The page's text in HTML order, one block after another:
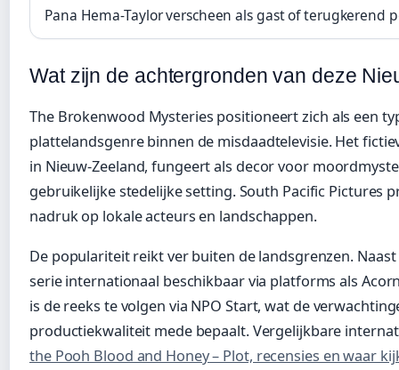
Pana Hema-Taylor verscheen als gast of terugkerend
Wat zijn de achtergronden van deze
The Brokenwood Mysteries positioneert zich als een
plattelandsgenre binnen de misdaadtelevisie. Het
in Nieuw-Zeeland, fungeert als decor voor
gebruikelijke stedelijke setting. South Pacific Pictures
nadruk op lokale acteurs en landschappen.
De populariteit reikt ver buiten de landsgrenzen.
serie internationaal beschikbaar via platforms als
is de reeks te volgen via NPO Start, wat de
productiekwaliteit mede bepaalt. Vergelijkbare
the Pooh Blood and Honey – Plot, recensies en waar